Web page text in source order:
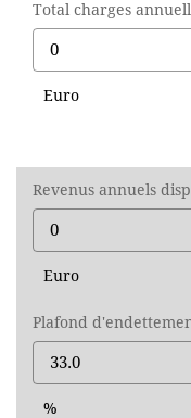
Total charges
Euro
Revenus annuels
Euro
Plafond
%